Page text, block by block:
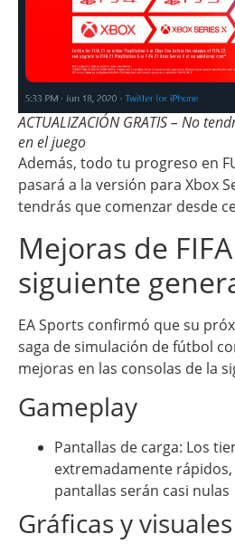
ACTUALIZACIÓN GRATIS – No
en el juego
Además, todo tu progreso en
pasará a la versión para Xbox
tendrás que comenzar desde
Mejoras de
siguiente
EA Sports confirmó que su
saga de simulación de fútbol
mejoras en las consolas de la
Gameplay
Pantallas de carga: Los
extremadamente
pantallas serán casi nulas
Gráficas y visuales